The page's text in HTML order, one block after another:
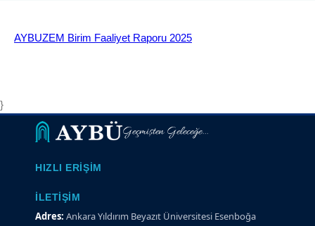
AYBUZEM Birim Faaliyet Raporu 2025
}
Geçmişten Geleceğe...
HIZLI ERIŞIM
İLETIŞIM
Adres: Ankara Yıldırım Beyazıt Üniversitesi Esenboğa